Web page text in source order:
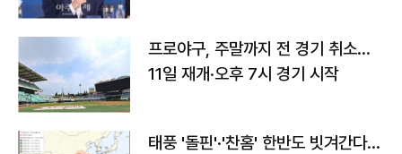
프로야구, 주말까지 전 경기 취소…
11일 재개·오후 7시 경기 시작
태풍 '돌핀'·'찬홈' 한반도 빗겨간다…